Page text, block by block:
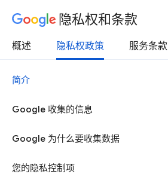
隐私权和条款
概述 隐私权政策 服务条款
简介
Google 收集的信息
Google 为什么要收集数据
您的隐私控制项